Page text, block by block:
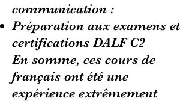
communication :
Préparation aux examens et
certifications DALF C2
En somme, ces cours de
français ont été une
expérience extrêmement